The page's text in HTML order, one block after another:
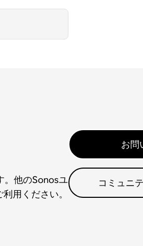
。他のSonosユ
用ください。
お問
コミュニ